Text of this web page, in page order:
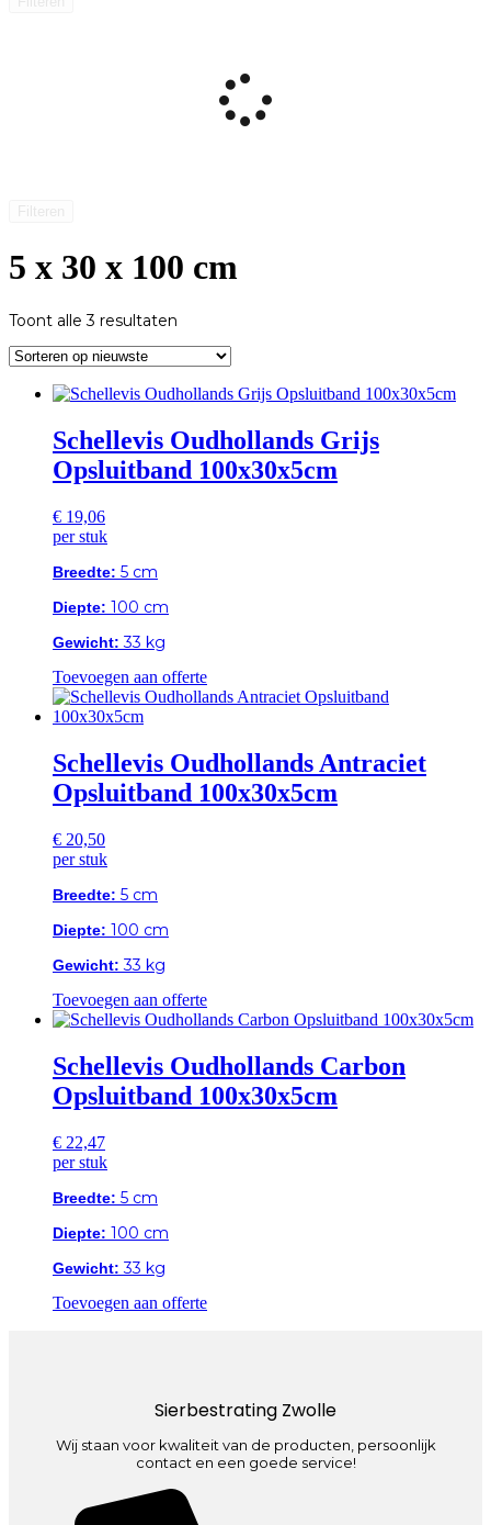
5 x 30 x 100 cm
Toont alle 3 resultaten
nieuwste
Schellevis Oudhollands Grijs
Opsluitband 100x30x5cm
€ 19,06
per stuk
Breedte: 5 cm
Diepte: 100 cm
Gewicht: 33 kg
Toevoegen aan offerte
Schellevis Oudhollands Antraciet
Opsluitband 100x30x5cm
€ 20,50
per stuk
Breedte: 5 cm
Diepte: 100 cm
Gewicht: 33 kg
Toevoegen aan offerte
Schellevis Oudhollands Carbon
Opsluitband 100x30x5cm
€ 22,47
per stuk
Breedte: 5 cm
Diepte: 100 cm
Gewicht: 33 kg
Toevoegen aan offerte
Sierbestrating Zwolle
Wij staan voor kwaliteit van de producten, persoonlijk
contact en een goede service!